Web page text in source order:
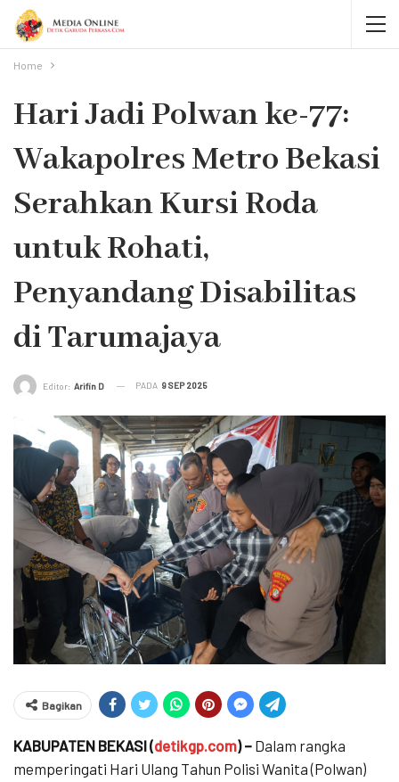
Home
Hari Jadi Polwan ke-77:
Wakapolres Metro Bekasi
Serahkan Kursi Roda
untuk Rohati,
Penyandang Disabilitas
di Tarumajaya
Editor: Arifin D PADA 9 SEP 2025
Bagikan
KABUPATEN BEKASI (detikgp.com) – Dalam rangka
memperingati Hari Ulang Tahun Polisi Wanita (Polwan)